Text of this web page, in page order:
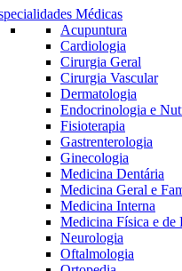
Médicas
Acupuntura
Cardiologia
Cirurgia Geral
Cirurgia Vascular
Dermatologia
Endocrinologia e
Fisioterapia
Gastrenterologia
Ginecologia
Medicina Dentária
Medicina Geral e
Medicina Interna
Medicina Física e de
Neurologia
Oftalmologia